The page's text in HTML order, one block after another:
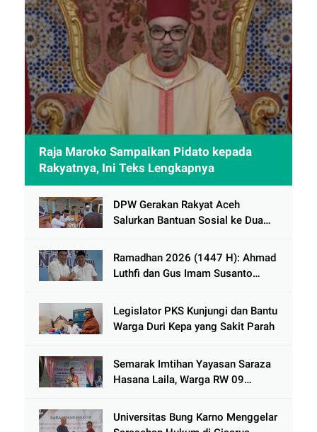
Raja Maroko Sampaikan Pidato kepada
Rakyatnya, Ini Teks Lengkapnya
DPW Gerakan Rakyat Aceh
Salurkan Bantuan Sosial ke Dua
Ramadhan 2026 (1447 H): Ahmad
Luthfi dan Gus Imam Susanto
Berkelanjutan
Legislator PKS Kunjungi dan Bantu
Warga Duri Kepa yang Sakit Parah
Semarak Imtihan Yayasan Saraza
Hasana Laila, Warga RW 09
Sambut Ramadhan 1447 Hijriah
Universitas Bung Karno Menggelar